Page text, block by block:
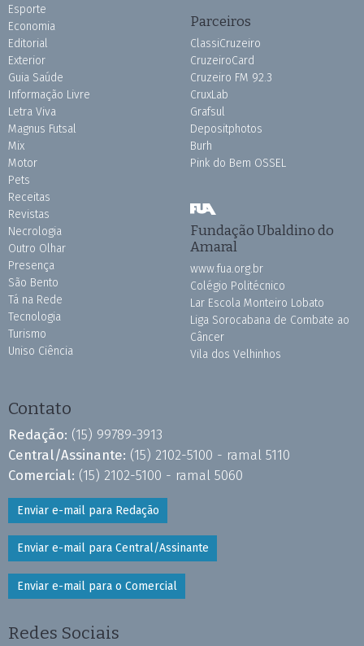
Esporte
Economia
Editorial
Exterior
Guia Saúde
Informação Livre
Letra Viva
Magnus Futsal
Mix
Motor
Pets
Receitas
Revistas
Necrologia
Outro Olhar
Presença
São Bento
Tá na Rede
Tecnologia
Turismo
Uniso Ciência
Parceiros
ClassiCruzeiro
CruzeiroCard
Cruzeiro FM 92.3
CruxLab
Grafsul
Depositphotos
Burh
Pink do Bem OSSEL
Fundação Ubaldino do
Amaral
www.fua.org.br
Colégio Politécnico
Lar Escola Monteiro Lobato
Liga Sorocabana de Combate ao
Câncer
Vila dos Velhinhos
Contato
Redação: (15) 99789-3913
Central/Assinante: (15) 2102-5100 - ramal 5110
Comercial: (15) 2102-5100 - ramal 5060
Enviar e-mail para Redação
Enviar e-mail para Central/Assinante
Enviar e-mail para o Comercial
Redes Sociais